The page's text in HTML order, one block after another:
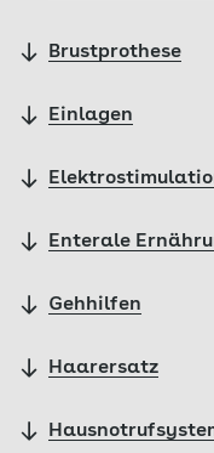
Brustprothese
Einlagen
Enterale
Gehhilfen
Haarersatz